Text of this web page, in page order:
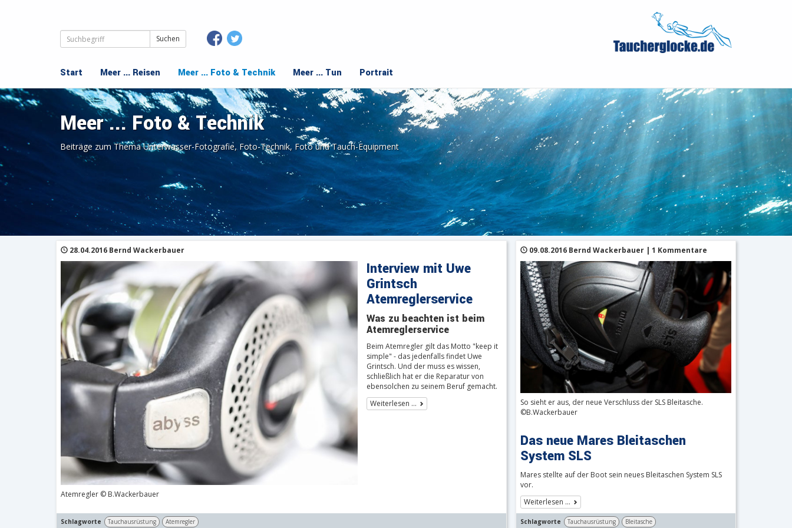
Suchbegriffe
überspringen
Start Meer ... Reisen Meer ... Foto & Technik Meer ... Tun Portrait
Meer ... Foto & Technik
Beiträge zum Thema Unterwasser-Fotografie, Foto-Technik, Foto und Tauch-Equipment
28.04.2016 Bernd Wackerbauer
Atemregler © B.Wackerbauer
Interview mit Uwe
Grintsch
Atemreglerservice
Was zu beachten ist beim
Atemreglerservice
Beim Atemregler gilt das Motto "keep it
simple" - das jedenfalls findet Uwe
Grintsch. Und der muss es wissen,
schließlich hat er die Reparatur von
ebensolchen zu seinem Beruf gemacht.
Weiterlesen …
Schlagworte Tauchausrüstung Atemregler
09.08.2016 Bernd Wackerbauer | 1 Kommentare
So sieht er aus, der neue Verschluss der SLS Bleitasche.
©B.Wackerbauer
Das neue Mares Bleitaschen
System SLS
Mares stellte auf der Boot sein neues Bleitaschen System SLS
vor.
Weiterlesen …
Schlagworte Tauchausrüstung Bleitasche